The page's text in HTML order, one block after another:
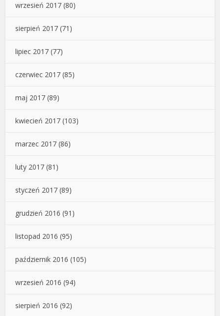
wrzesień 2017 (80)
sierpień 2017 (71)
lipiec 2017 (77)
czerwiec 2017 (85)
maj 2017 (89)
kwiecień 2017 (103)
marzec 2017 (86)
luty 2017 (81)
styczeń 2017 (89)
grudzień 2016 (91)
listopad 2016 (95)
październik 2016 (105)
wrzesień 2016 (94)
sierpień 2016 (92)